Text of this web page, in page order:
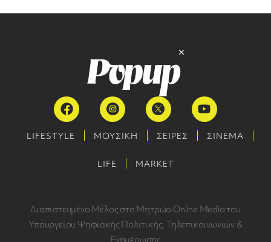
LIFESTYLE ΜΟΥΣΙΚΗ ΣΕΙΡΕΣ ΣΙΝΕΜΑ
LIFE MARKET
Διαπιστευμένο Μέλος στο Μητρώο Online Media του
Υπουργείου Ψηφιακής Πολιτικής, Τηλεπικοινωνιών &
Ενημέρωσης